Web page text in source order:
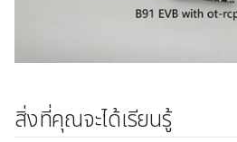
สิ่งที่คุณจะได้เรียนรู้